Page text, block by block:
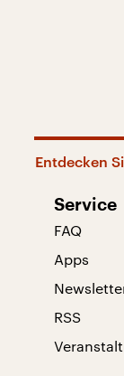
Entdecken
Service
FAQ
Apps
RSS